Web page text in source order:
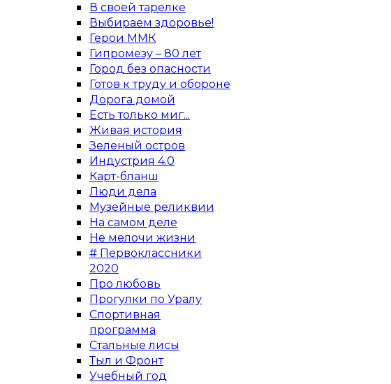
В своей тарелке
Выбираем здоровье!
Герои ММК
Гипромезу – 80 лет
Город без опасности
Готов к труду и обороне
Дорога домой
Есть только миг...
Живая история
Зеленый остров
Индустрия 4.0
Карт-бланш
Люди дела
Музейные реликвии
На самом деле
Не мелочи жизни
# Первоклассники
2020
Про любовь
Прогулки по Уралу
Спортивная
программа
Стальные лисы
Тыл и Фронт
Учебный год